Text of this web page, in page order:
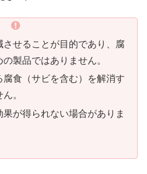
させることが目的であり、腐
製品ではありません。
食（サビを含む）を解消す
。
が得られない場合がありま